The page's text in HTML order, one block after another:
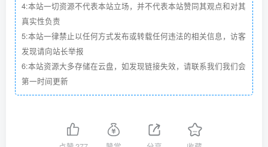
4:本站一切资源不代表本站立场，并不代表本站赞同其观点和对其
真实性负责
5:本站一律禁止以任何方式发布或转载任何违法的相关信息，访客
发现请向站长举报
6:本站资源大多存储在云盘，如发现链接失效，请联系我们我们会
第一时间更新